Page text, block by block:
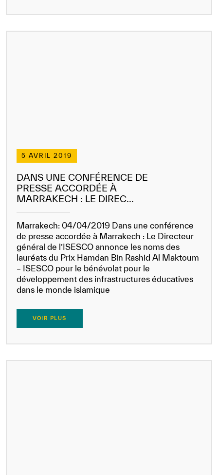
5 AVRIL 2019
DANS UNE CONFÉRENCE DE
PRESSE ACCORDÉE À
MARRAKECH : LE DIREC...
Marrakech: 04/04/2019 Dans une conférence
de presse accordée à Marrakech : Le Directeur
général de l’ISESCO annonce les noms des
lauréats du Prix Hamdan Bin Rashid Al Maktoum
– ISESCO pour le bénévolat pour le
développement des infrastructures éducatives
dans le monde islamique
VOIR PLUS